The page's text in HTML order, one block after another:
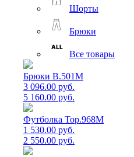
Шорты
Брюки
Все товары
Брюки B.501M
3 096.00 руб.
5 160.00 руб.
Футболка Top.968M
1 530.00 руб.
2 550.00 руб.